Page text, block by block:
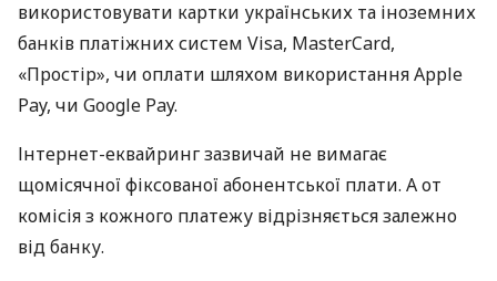
використовувати картки українських та іноземних
банків платіжних систем Visa, MasterCard,
«Простір», чи оплати шляхом використання Apple
Pay, чи Google Pay.
Інтернет-еквайринг зазвичай не вимагає
щомісячної фіксованої абонентської плати. А от
комісія з кожного платежу відрізняється залежно
від банку.